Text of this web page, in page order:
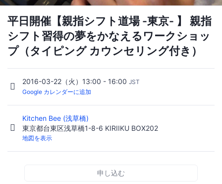
平日開催【親指シフト道場 -東京- 】 親指
シフト習得の夢をかなえるワークショッ
プ（タイピング カウンセリング付き）
2016-03-22（火）13:00 - 16:00 JST
Google カレンダーに追加
Kitchen Bee (浅草橋)
東京都台東区浅草橋1-8-6 KIRIIKU BOX202
地図を表示
申し込む